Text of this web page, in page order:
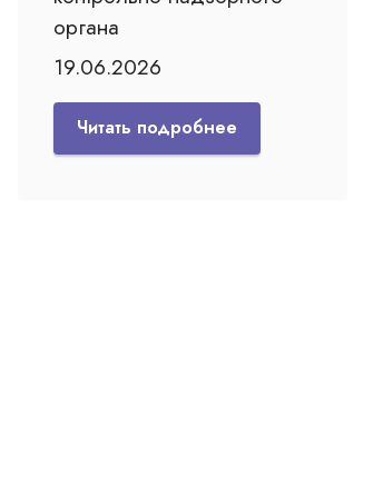
органа
19.06.2026
Читать подробнее